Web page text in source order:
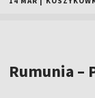
Rumunia –